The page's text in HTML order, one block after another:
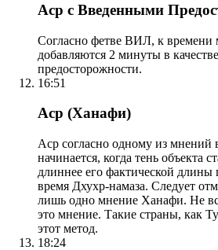
Аср с Введенными
Согласно фетве ВИЛ, к времени
добавляются 2 минуты в
предосторожности.
16:51
Аср (Ханафи)
Аср согласно одному из мнений
начинается, когда тень объекта
длиннее его фактической
время Дхухр-намаза. Следует
лишь одно мнение Ханафи. Не
это мнение. Такие страны, как
этот метод.
18:24